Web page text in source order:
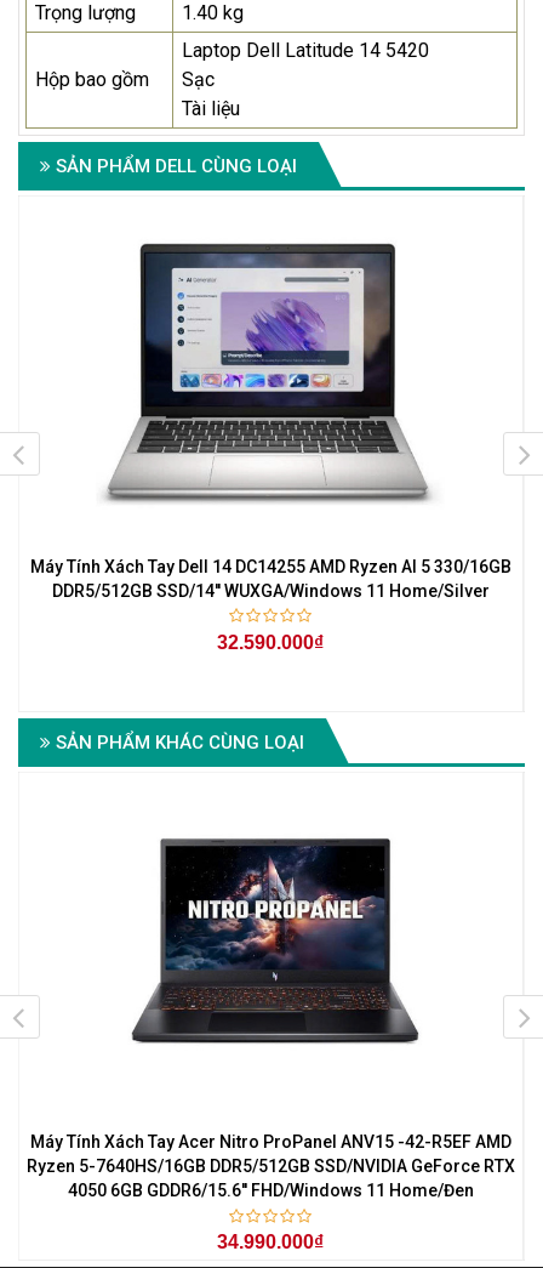
Trọng lượng
1.40 kg
Hộp bao gồm
Laptop Dell Latitude 14 5420
Sạc
Tài liệu
SẢN PHẨM DELL CÙNG LOẠI
Máy Tính Xách Tay Dell 14 DC14255 AMD Ryzen AI 5 330/16GB
DDR5/512GB SSD/14'' WUXGA/Windows 11 Home/Silver
32.590.000₫
SẢN PHẨM KHÁC CÙNG LOẠI
Máy Tính Xách Tay Acer Nitro ProPanel ANV15 -42-R5EF AMD
Ryzen 5-7640HS/16GB DDR5/512GB SSD/NVIDIA GeForce RTX
4050 6GB GDDR6/15.6'' FHD/Windows 11 Home/Đen
34.990.000₫